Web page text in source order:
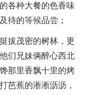
各种大餐的色香味
待的等候品尝；
茂密的树林，更
们兄妹俩醉心西北
那里香飘十里的烤
芭蕉的淅淅沥沥，